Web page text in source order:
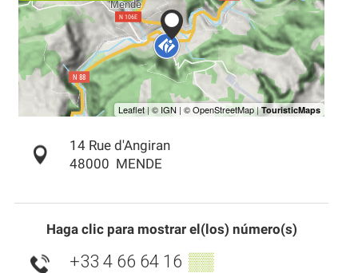
14 Rue d'Angiran
48000 MENDE
Haga clic para mostrar el(los) número(s)
+33 4 66 64 16 ▒▒